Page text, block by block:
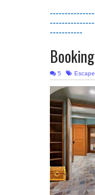
-----------
5